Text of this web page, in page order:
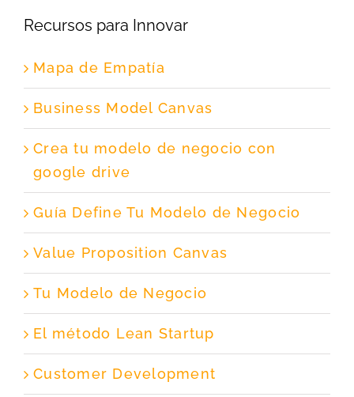
Recursos para Innovar
Mapa de Empatía
Business Model Canvas
Crea tu modelo de negocio con
google drive
Guía Define Tu Modelo de Negocio
Value Proposition Canvas
Tu Modelo de Negocio
El método Lean Startup
Customer Development